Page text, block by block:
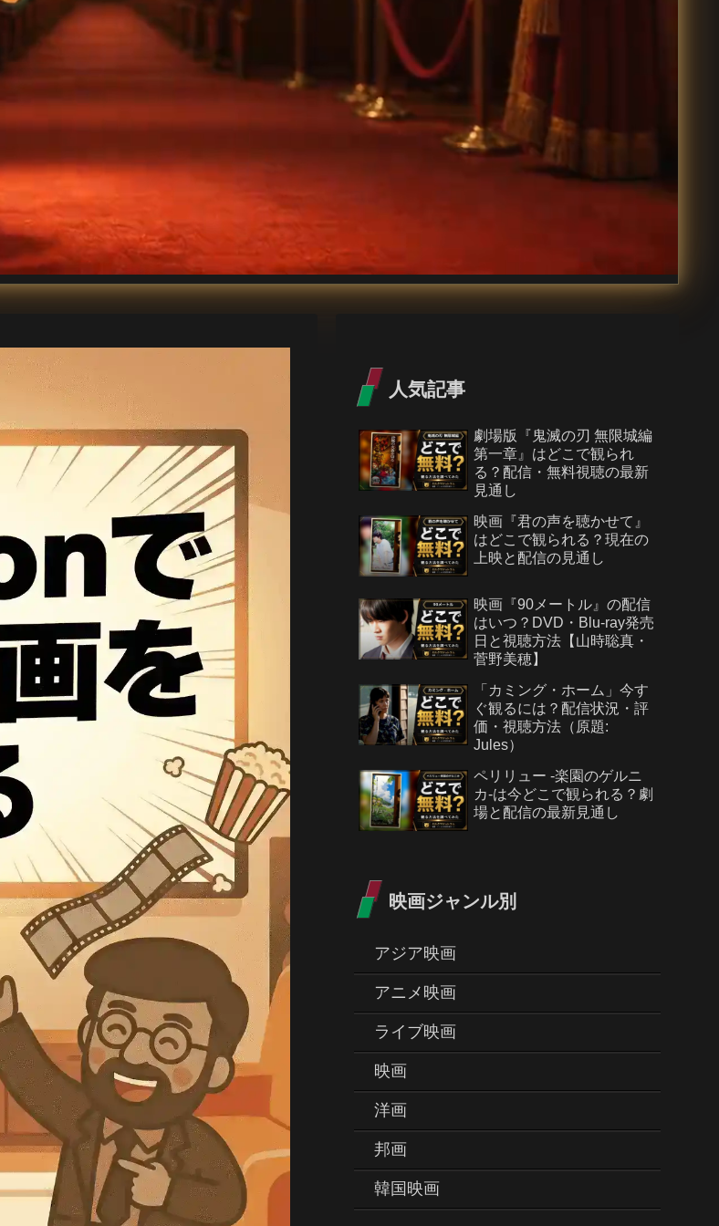
人気記事
劇場版『鬼滅の刃 無限城編
第一章』はどこで観られ
る？配信・無料視聴の最新
見通し
映画『君の声を聴かせて』
はどこで観られる？現在の
上映と配信の見通し
映画『90メートル』の配信
はいつ？DVD・Blu-ray発売
日と視聴方法【山時聡真・
菅野美穂】
「カミング・ホーム」今す
ぐ観るには？配信状況・評
価・視聴方法（原題:
Jules）
ペリリュー -楽園のゲルニ
カ-は今どこで観られる？劇
場と配信の最新見通し
映画ジャンル別
アジア映画
アニメ映画
ライブ映画
映画
洋画
邦画
韓国映画